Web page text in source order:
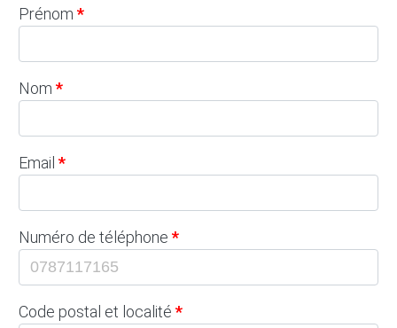
Prénom
Nom
Email
Numéro de téléphone
Code postal et localité